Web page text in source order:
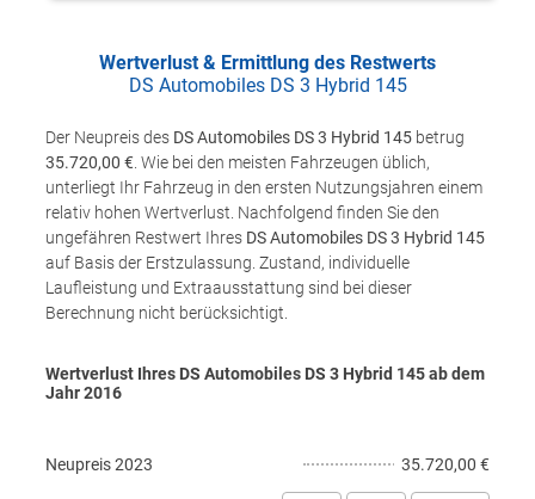
Wertverlust & Ermittlung des Restwerts
DS Automobiles DS 3 Hybrid 145
Der Neupreis des DS Automobiles DS 3 Hybrid 145 betrug
35.720,00 € . Wie bei den meisten Fahrzeugen üblich,
unterliegt Ihr Fahrzeug in den ersten Nutzungsjahren einem
relativ hohen Wertverlust. Nachfolgend finden Sie den
ungefähren Restwert Ihres DS Automobiles DS 3 Hybrid 145
auf Basis der Erstzulassung. Zustand, individuelle
Laufleistung und Extraausstattung sind bei dieser
Berechnung nicht berücksichtigt.
Wertverlust Ihres DS Automobiles DS 3 Hybrid 145 ab dem
Jahr2016
Neupreis2023 35.720,00 €